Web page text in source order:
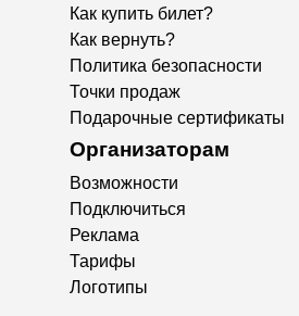
Как купить билет?
Как вернуть?
Политика безопасности
Точки продаж
Подарочные сертификаты
Организаторам
Возможности
Подключиться
Реклама
Тарифы
Логотипы